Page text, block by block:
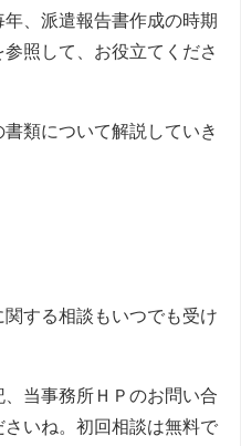
、派遣報告書作成の時期
照して、お役立てくださ
類について解説していき
する相談もいつでも受け
当事務所ＨＰのお問い合
いね。初回相談は無料で